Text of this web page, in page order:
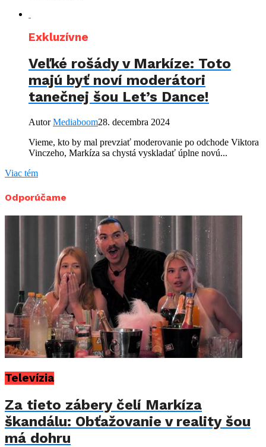
Exkluzívne
Veľké rošády v Markíze: Toto
majú byť noví moderátori
tanečnej šou Let’s Dance!
AutorMediaboom28. decembra 2024
Vieme, kto by mal prevziať moderovanie po odchode Viktora
Vinczeho, Markíza sa chystá vyskladať úplne novú...
Viac tém
Odporúčame
Televízia
Za tieto zábery čelí Markíza
škandálu: Obťažovanie v reality šou
má dohru